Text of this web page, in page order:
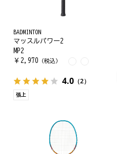
BADMINTON
マッスルパワー2
MP2
￥ 2,970 （税込）
4.0 （2）
張上